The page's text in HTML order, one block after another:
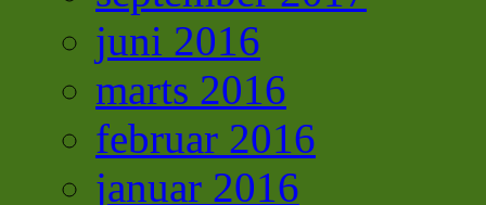
juni 2016
marts 2016
februar 2016
januar 2016